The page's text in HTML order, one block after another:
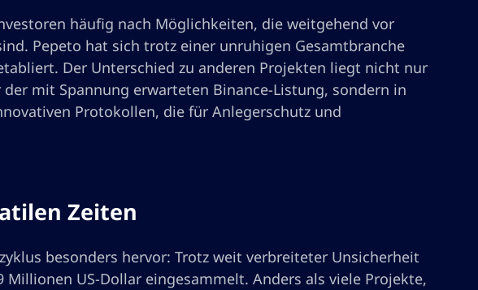
häufig nach Möglichkeiten, die weitgehend vor
Pepeto hat sich trotz einer unruhigen Gesamtbranche
Der Unterschied zu anderen Projekten liegt nicht nur
mit Spannung erwarteten Binance-Listung, sondern in
Protokollen, die für Anlegerschutz und
Zeiten
besonders hervor: Trotz weit verbreiteter Unsicherheit
US-Dollar eingesammelt. Anders als viele Projekte,